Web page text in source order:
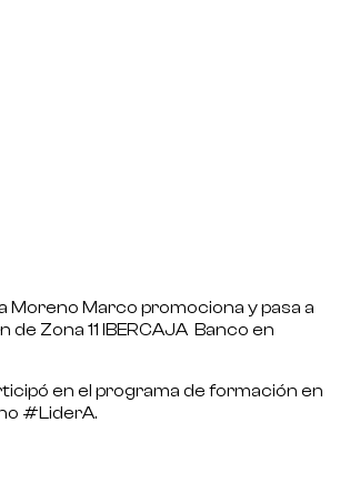
Moreno Marco promociona y pasa a
de Zona 11 IBERCAJA Banco en
en el programa de formación en
#LiderA.